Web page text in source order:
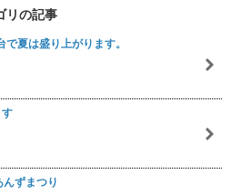
リの記事
夏は盛り上がります。
ずまつり